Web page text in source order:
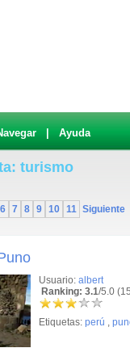
Ayuda
turismo
6 7 8 9 10 11 Siguiente
Usuario: albert
Ranking: 3.1/5.0
Etiquetas: perú ,